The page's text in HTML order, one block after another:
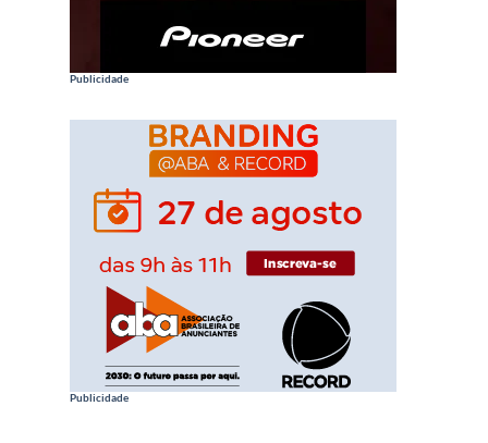
Publicidade
Publicidade